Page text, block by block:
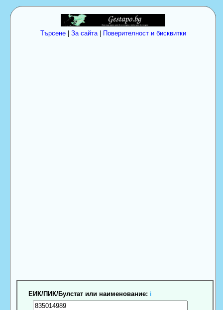
Търсене| За сайта| Поверителност и бисквитки
ЕИК/ПИК/Булстат или наименование: ℹ